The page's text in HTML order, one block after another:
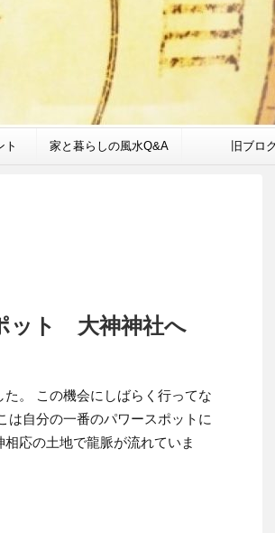
ト 家と暮らしの風水Q&A 旧ブロ
ット 大神神社へ
。 この機会にしばらく行ってな
は自分の一番のパワースポットに
応の土地で龍脈が流れていま